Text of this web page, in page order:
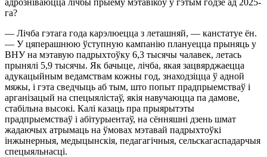
га?
— Лічба гэтага года карэлюецца з леташняй, — канстатуе ён.
— У цяперашнюю ўступную кампанію плануецца прыняць у
ВНУ на мэтавую падрыхтоўку 6,3 тысячы чалавек, летась
прынялі 5,9 тысячы. Як бачыце, лічба, якая зацвярджаецца
адукацыйным ведамствам кожны год, знаходзіцца ў адной
мяжы, і гэта сведчыць аб тым, што попыт прадпрыемстваў і
арганізацый на спецыялістаў, якія навучаюцца па дамове,
стабільна высокі. Калі казаць пра прыярытэты
прадпрыемстваў і абітурыентаў, на сённяшні дзень шмат
жадаючых атрымаць на ўмовах мэтавай падрыхтоўкі
інжынерныя, медыцынскія, педагагічныя, сельскагаспадарчыя
спецыяльнасці.